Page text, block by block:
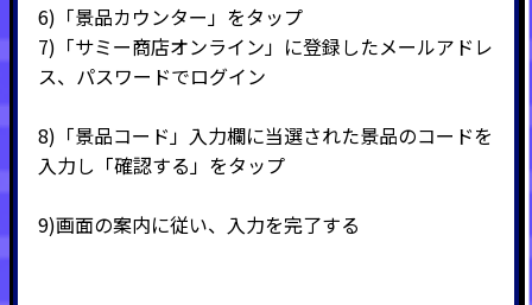
6) 「景品カウンター」をタップ
7) 「サミー商店オンライン」に登録したメールアドレ
ス、パスワードでログイン
8) 「景品コード」入力欄に当選された景品のコードを
入力し「確認する」をタップ
9)画面の案内に従い、入力を完了する